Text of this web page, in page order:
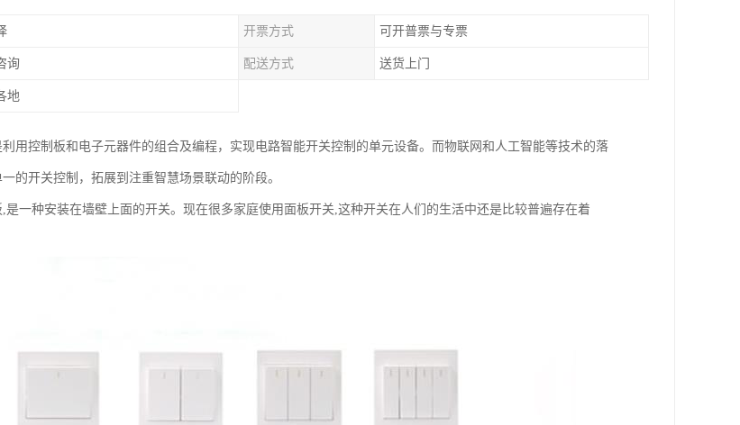
开票方式 可开普票与专票
询 配送方式 送货上门
地
用控制板和电子元器件的组合及编程，实现电路智能开关控制的单元设备。而物联网和人工智能等技术的落
的开关控制，拓展到注重智慧场景联动的阶段。
是一种安装在墙壁上面的开关。现在很多家庭使用面板开关,这种开关在人们的生活中还是比较普遍存在着